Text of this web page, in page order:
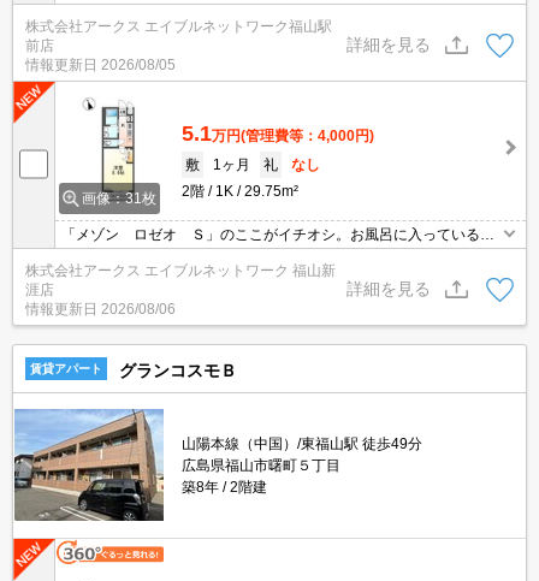
きに宅配業者が来てしまっても宅配ボックスがあるので、わざわざ
出なくても荷物を受け取ることができます。玄関先まで覗き穴を覗
きに行かなくてもインターホン越しに誰が来たのかを確認できま
す。駐輪場付き物件です。お部屋とキッチンに仕切りがある、1Kの
物件です。
株式会社アークス エイブルネットワーク福山駅
前店
情報更新日 2026/08/05
詳細を見る
画像：31枚
5.1万円(管理費等：4,000円)
敷
1ヶ月 礼
なし
2階
1K 29.75m²
「メゾン ロゼオ Ｓ」のここがイチオシ。お風呂に入っていると
きに宅配業者が来てしまっても宅配ボックスがあるので、わざわざ
出なくても荷物を受け取ることができます。玄関先まで覗き穴を覗
きに行かなくてもインターホン越しに誰が来たのかを確認できま
す。駐輪場付き物件です。お部屋とキッチンに仕切りがある、1Kの
物件です。
株式会社アークス エイブルネットワーク 福山新
涯店
情報更新日 2026/08/06
詳細を見る
賃貸アパート グランコスモＢ
山陽本線（中国）/東福山駅 徒歩49分
広島県福山市曙町５丁目
築8年
2階建